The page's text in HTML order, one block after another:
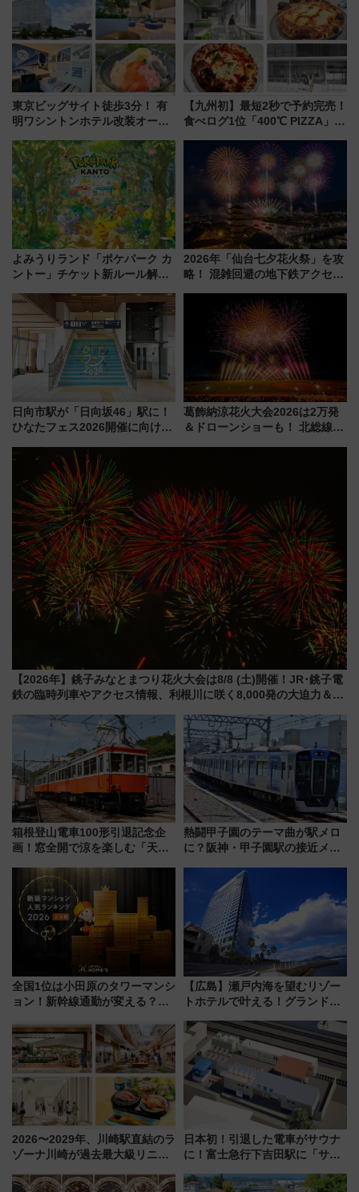
（8/3発売）
東京ビッグサイト徒歩3分！ 有
明ワシントンホテル改装オープ
客室」や海鮮丼が人気の朝食ビ
ュッフェを現地レポ
【九州初】最短2秒で予約完売！
食べログ1位「400℃ PIZZA」が
プン。もつ鍋風など限定メニュ
ーも
よみうりランド「ポケパーク カ
ントー」チケット新ルール解
本人確認が11月スタート
2026年「仙台七夕花火祭」を攻
略！ 混雑回避の地下鉄アクセス
火前に楽しむ仙台観光ルートま
で解説！
日向市駅が「日向坂46」駅に！
ひなたフェス2026開催に向けJR
全力応援 夜行列車「ドリーム
おひさま号」も走る
葛飾納涼花火大会2026は2万発
＆ドローンショーも！ 北総線を
【2026年】銚子みなとまつり花火大会は8/8 (土)開催！JR･銚子電
鉄の臨時列車やアクセス情報、利根川に咲く8,000発の大迫力＆屋
箱根登山電車100形引退記念企
画！窓全開で涼を楽しむ「天然
発売
熱闘甲子園のテーマ曲が駅メロ
に？阪神・甲子園駅の接近メロ
谷実アレンジの特別仕様へ、8月
5日始発から
全国1位は小田原のタワーマンシ
ョン！新幹線通勤が変える？
【新築マンション人気ランキン
グ】
【広島】瀬戸内海を望むリゾー
トホテルで叶える！グランドプ
ディング＆カジュアルパーティ
ープラン
2026〜2029年、川崎駅直結のラ
ゾーナ川崎が過去最大級リニュ
「いつから何が変わるか」徹底
日本初！引退した電車がサウナ
に！富士急行下吉田駅に「サ電
業 行き交う電車の音や振動を